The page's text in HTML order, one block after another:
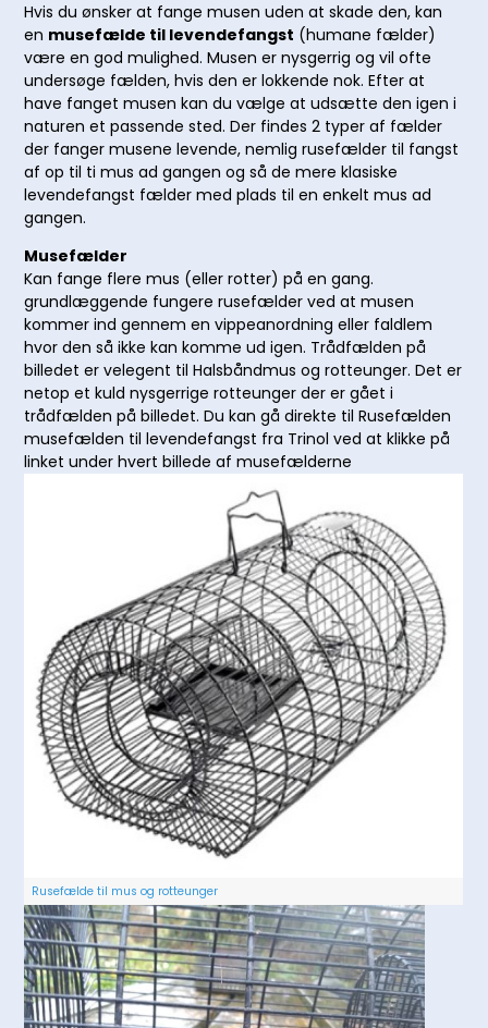
Hvis du ønsker at fange musen uden at skade den, kan
en musefælde til levendefangst (humane fælder)
være en god mulighed. Musen er nysgerrig og vil ofte
undersøge fælden, hvis den er lokkende nok. Efter at
have fanget musen kan du vælge at udsætte den igen i
naturen et passende sted. Der findes 2 typer af fælder
der fanger musene levende, nemlig rusefælder til fangst
af op til ti mus ad gangen og så de mere klasiske
levendefangst fælder med plads til en enkelt mus ad
gangen.
Musefælder
Kan fange flere mus (eller rotter) på en gang.
grundlæggende fungere rusefælder ved at musen
kommer ind gennem en vippeanordning eller faldlem
hvor den så ikke kan komme ud igen. Trådfælden på
billedet er velegent til Halsbåndmus og rotteunger. Det er
netop et kuld nysgerrige rotteunger der er gået i
trådfælden på billedet. Du kan gå direkte til Rusefælden
musefælden til levendefangst fra Trinol ved at klikke på
linket under hvert billede af musefælderne
Rusefælde til mus og rotteunger